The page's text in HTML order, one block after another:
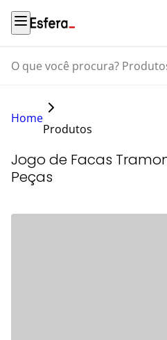
O que você procura? Produtos,
Home
Produtos
Jogo de Facas
Peças